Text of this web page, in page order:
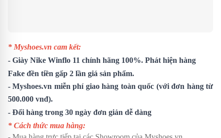
* Myshoes.vn cam kết:
- Giày Nike Winflo 11 chính hãng 100%. Phát hiện hàng
Fake đền tiền gấp 2 lần giá sản phẩm.
- Myshoes.vn miễn phí giao hàng toàn quốc (với đơn hàng từ
500.000 vnđ).
- Đổi hàng trong 30 ngày đơn giản dễ dàng
* Cách thức mua hàng: